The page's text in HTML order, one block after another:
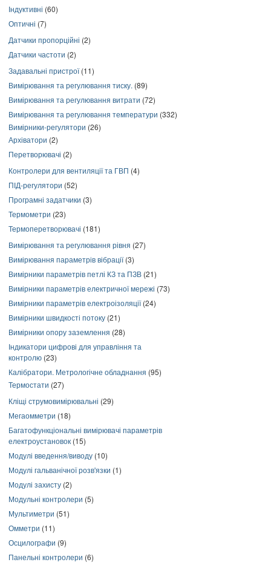
Індуктивні (60)
Оптичні (7)
Датчики пропорційні (2)
Датчики частоти (2)
Задавальні пристрої(11)
Вимірювання та регулювання тиску. (89)
Вимірювання та регулювання витрати (72)
Вимірювання та регулювання температури (332)
Вимірники-регулятори (26)
Архіватори (2)
Перетворювачі (2)
Контролери для вентиляції та ГВП (4)
ПІД-регулятори (52)
Програмні задатчики (3)
Термометри (23)
Термоперетворювачі (181)
Вимірювання та регулювання рівня (27)
Вимірювання параметрів вібрації(3)
Вимірники параметрів петлі КЗ та ПЗВ (21)
Вимірники параметрів електричної мережі (73)
Вимірники параметрів електроізоляції(24)
Вимірники швидкості потоку (21)
Вимірники опору заземлення (28)
Індикатори цифрові для управління та
контролю (23)
Калібратори. Метрологічне обладнання (95)
Термостати (27)
Кліщі струмовимірювальні (29)
Мегаомметри (18)
Багатофункціональні вимірювачі параметрів
електроустановок (15)
Модулі введення/виводу (10)
Модулі гальванічної розв'язки (1)
Модулі захисту (2)
Модульні контролери (5)
Мультиметри (51)
Омметри (11)
Осцилографи (9)
Панельні контролери (6)